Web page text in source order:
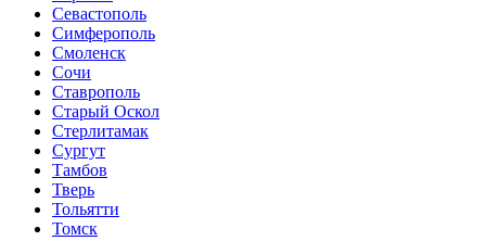
Севастополь
Симферополь
Смоленск
Сочи
Ставрополь
Старый Оскол
Стерлитамак
Сургут
Тамбов
Тверь
Тольятти
Томск